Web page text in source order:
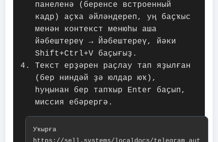
панеленә (беренсе встроенный
кадр) аҫҡа әйләндереп, уң баҫҡыс
менән контекст менюһы аша
йәбештереү → Йәбештереү, йәки
Shift+Ctrl+V баҫығыҙ.
Текст ерҙәрен раҫлау тап яҙылған
(бер ниндәй ҙә юлдар юҡ),
һуңынан бер тапҡыр Enter баҫып,
миссия ебәрергә.